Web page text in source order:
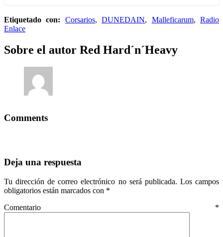
Etiquetado con: Corsarios,DUNEDAIN, Malleficarum,Radio
Enlace
Sobre el autor Red Hard´n´Heavy
Comments
Deja una respuesta
Tu dirección de correo electrónico no será publicada. Los campos
obligatorios están marcados con *
Comentario *